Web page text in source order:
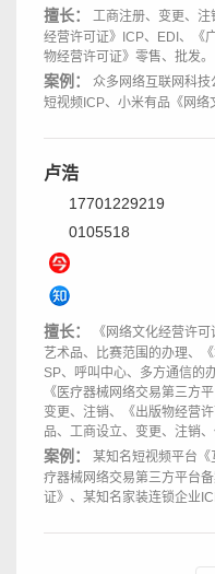
擅长：
工商注册、变更、
经营许可证》ICP、EDI、《
物经营许可证》零售、批发。
案例：
众多网络互联网科
短视频ICP、小米有品《网络
卢浩
17701229219
0105518
擅长：
《网络文化经营许
艺术品、比赛范围的办理、
SP、呼叫中心、多方通信的
《医疗器械网络交易第三方
变更、注销、《出版物经营
品、工商设立、变更、注销
案例：
某知名短视频平台
疗器械网络交易第三方平台
证》、某知名家装连锁企业